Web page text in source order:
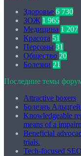
Здоровье 6 730
ЗОЖ 1 965
Медицина 1 207
Красота 51
Персоны 31
Общество 20
Болезни 21
Последние темы
Attractive boxers
Болезнь
Knowledgeable
means of a
Beneficial
trials.
Tech-focused